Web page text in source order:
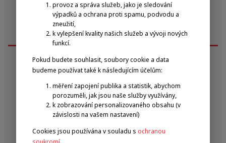
Emilova sportovní, z.s.
Pavel Zbožínek
zbozinek@emilova-sportovni.cz
+420 602 720 518
provoz a správa služeb, jako je sledování
výpadků a ochrana proti spamu, podvodu a
zneužití,
k vylepšení kvality našich služeb a vývoji nových
funkcí.
Pokud budete souhlasit, soubory cookie a data
budeme používat také k následujícím účelům:
měření zapojení publika a statistik, abychom
porozuměli, jak jsou naše služby využívány,
k zobrazování personalizovaného obsahu (v
závislosti na vašem nastavení)
Cookies jsou používána v souladu s ochranou